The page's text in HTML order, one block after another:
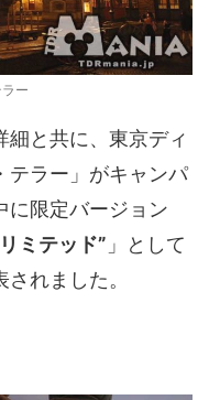
ー
細と共に、東京ディ
テラー」がキャンパ
に限定バージョン
ミテッド” 」として
れました。